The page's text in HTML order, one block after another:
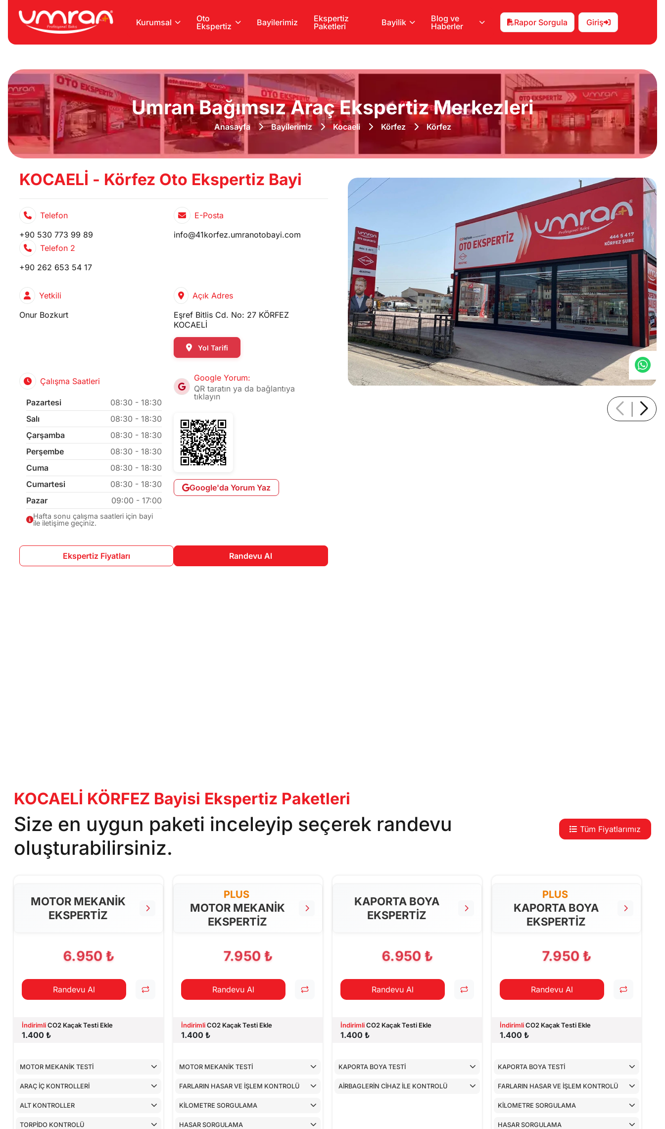
Kurumsal
Oto
Ekspertiz
Bayilerimiz
Ekspertiz
Paketleri
Bayilik
Blog ve
Haberler
Rapor Sorgula Giriş
Umran Bağımsız Araç Ekspertiz Merkezleri
Anasayfa Bayilerimiz Kocaeli Körfez Körfez
KOCAELİ - Körfez Oto Ekspertiz Bayi
Telefon
+90 530 773 99 89
Telefon 2
+90 262 653 54 17
E-Posta
info@41korfez.umranotobayi.com
Yetkili
Onur Bozkurt
Açık Adres
Eşref Bitlis Cd. No: 27 KÖRFEZ
KOCAELİ
Yol Tarifi
Çalışma Saatleri
Pazartesi
08:30 - 18:30
Salı
08:30 - 18:30
Çarşamba
08:30 - 18:30
Perşembe
08:30 - 18:30
Cuma
08:30 - 18:30
Cumartesi
08:30 - 18:30
Pazar
09:00 - 17:00
Hafta sonu çalışma saatleri için bayi
ile iletişime geçiniz.
Google Yorum:
QR taratın ya da bağlantıya
tıklayın
Google'da Yorum Yaz
Ekspertiz Fiyatları Randevu Al
KOCAELİ KÖRFEZ Bayisi Ekspertiz Paketleri
Size en uygun paketi inceleyip seçerek randevu
oluşturabilirsiniz.
Tüm Fiyatlarımız
MOTOR MEKANİK
EKSPERTİZ
6.950 ₺
Randevu Al
İndirimliCO2 Kaçak Testi Ekle
1.400 ₺
MOTOR MEKANİK TESTİ
ARAÇ İÇ KONTROLLERİ
ALT KONTROLLER
TORPİDO KONTROLÜ
PLUS
MOTOR MEKANİK
EKSPERTİZ
7.950 ₺
Randevu Al
İndirimliCO2 Kaçak Testi Ekle
1.400 ₺
MOTOR MEKANİK TESTİ
FARLARIN HASAR VE İŞLEM KONTROLÜ
KİLOMETRE SORGULAMA
HASAR SORGULAMA
KAPORTA BOYA
EKSPERTİZ
6.950 ₺
Randevu Al
İndirimliCO2 Kaçak Testi Ekle
1.400 ₺
KAPORTA BOYA TESTİ
AİRBAGLERİN CİHAZ İLE KONTROLÜ
PLUS
KAPORTA BOYA
EKSPERTİZ
7.950 ₺
Randevu Al
İndirimliCO2 Kaçak Testi Ekle
1.400 ₺
KAPORTA BOYA TESTİ
FARLARIN HASAR VE İŞLEM KONTROLÜ
KİLOMETRE SORGULAMA
HASAR SORGULAMA